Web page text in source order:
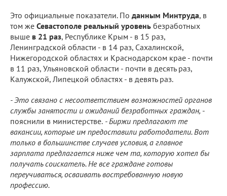
Это официальные показатели. По данным Минтруда, в
том же Севастополе реальный уровень безработных
выше в 21 раз, Республике Крым - в 15 раз,
Ленинградской области - в 14 раз, Сахалинской,
Нижегородской областях и Краснодарском крае - почти
в 11 раз, Ульяновской области - почти в десять раз,
Калужской, Липецкой областях - в девять раз.
- Это связано с несоответствием возможностей органов
службы занятости и ожиданий безработных граждан, -
пояснили в министерстве. - Биржи предлагают те
вакансии, которые им предоставили работодатели. Вот
только в большинстве случаев условия, а главное
зарплата предлагается ниже чем та, которую хотел бы
получать соискатель. Не все граждане готовы
переучиваться, осваивать востребованную новую
профессию.